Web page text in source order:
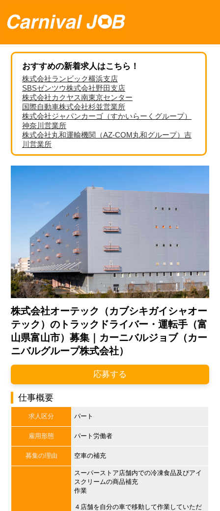
おすすめの新着求人はこちら！
株式会社ランビック横浜支店
SBSゼンツウ株式会社野田支店
株式会社カクヤス南東京センター
国際自動車株式会社杉並営業所
株式会社ジャパンカーゴ（すかいらーくグループ）
神奈川営業所
株式会社丸和運輸機関（AZ-COM丸和グループ）吉
川営業所
株式会社オーテック（カブシキガイシャオー
テック）のトラックドライバー・運転手（富
山県富山市）募集｜カーニバルジョブ（カー
ニバルグループ株式会社）
応募する
仕事概要
求人区分 パート
雇用形態 パート労働者
募集の理由 空車の補充
スーパーストア店舗内での冷凍食品及びアイ
スクリームの商品補充
作業
４店舗を自分の車で移動して作業していただ